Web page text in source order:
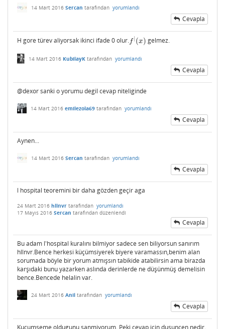
14 Mart 2016 Sercan tarafından yorumlandı
Cevapla
H gore türev aliyorsak ikinci ifade 0 olur. f (x)
f|(x) gelmez.
14 Mart 2016 KubilayK tarafından yorumlandı
Cevapla
@dexor sanki o yorumu degil cevap niteliginde
14 Mart 2016 emilezola69 tarafından yorumlandı
Cevapla
Aynen...
14 Mart 2016 Sercan tarafından yorumlandı
Cevapla
l hospital teoremini bir daha gözden geçir aga
24 Mart 2016 hllnvr tarafından yorumlandı
17 Mayıs 2016 Sercan tarafından düzenlendi
Cevapla
Bu adam l'hospital kuralını bilmiyor sadece sen biliyorsun sanırım
hllnvr.Bence herkesi küçümsiyerek biyere varamassın,benim alan
sorumada böyle bir yorum atmışsın tabikide atabilirsin ama birazda
karşıdaki bunu yazarken aslında derinlerde ne düşünmüş demelisin
bence.Bencede helalin var.
24 Mart 2016 Anil tarafından yorumlandı
Cevapla